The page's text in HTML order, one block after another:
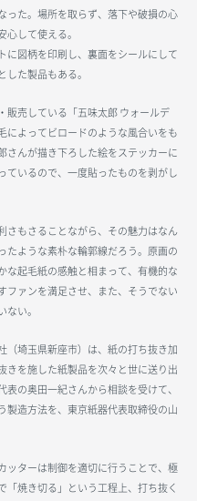
った。場所を取らず、落下や破損の心
心して使える。
に図柄を印刷し、裏面をシールにして
した製品もある。
販売している「五味太郎 ウォールデ
によってビロードのような風合いをも
さんが描き下ろした絵をステッカーに
ているので、一度貼ったものを剥がし
さもさることながら、その魅力はなん
たような素朴な輪郭線だろう。原画の
な起毛紙の感触と相まって、有機的な
ファンを満足させ、また、そうでない
ない。
（埼玉県新座市）は、紙の打ち抜き加
きを施した紙製品を次々と世に送り出
表の奥田一紀さんから相談を受けて、
製造方法を、東京紙器代表取締役の山
ッターは制御を適切に行うことで、極
「焼き切る」という工程上、打ち抜く